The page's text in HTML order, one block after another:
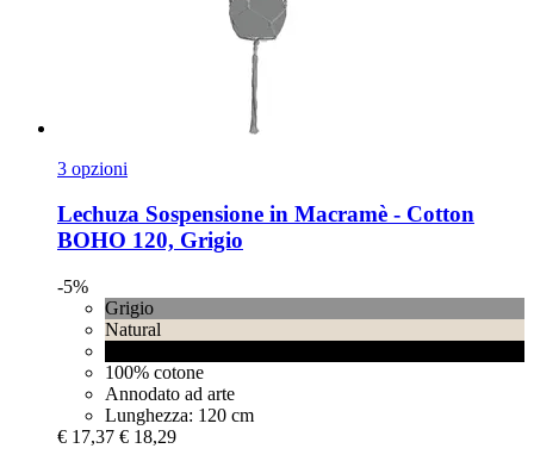
3 opzioni
Lechuza Sospensione in Macramè -​ Cotton
BOHO 120, Grigio
-5%
Grigio
Natural
100% cotone
Annodato ad arte
Lunghezza: 120 cm
€ 17,37 € 18,29